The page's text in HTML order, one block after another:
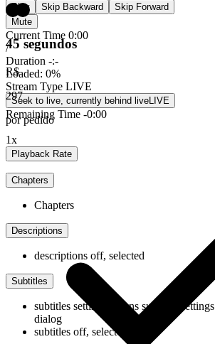
Play
Skip Backward
Skip Forward
Mute
Current Time 0:00
/
Duration -:-
Loaded: 0%
Stream Type LIVE
Seek to live, currently behind liveLIVE
Remaining Time -0:00
1x
Playback Rate
Chapters
Chapters
Descriptions
descriptions off, selected
Subtitles
subtitles settings
, opens subtitles settings
dialog
subtitles off, selected
45 segundos
R$
297
por pedido